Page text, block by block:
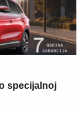
specijalnoj